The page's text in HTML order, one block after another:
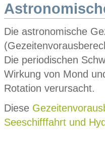
Die astronomische
Die periodischen
Wirkung von Mond
Rotation verursacht.
Diese
Seeschifffahrt und